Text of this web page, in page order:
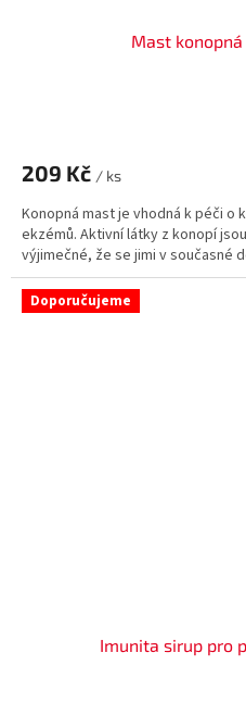
Mast konopná
209 Kč / ks
Konopná mast je vhodná k péči o
ekzémů. Aktivní látky z konopí
výjimečné, že se jimi v současné
Doporučujeme
Imunita sirup pro